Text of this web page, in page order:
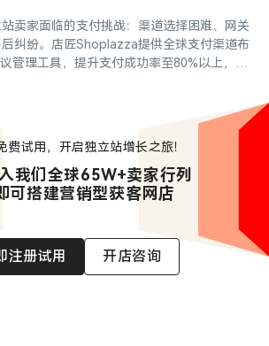
卖家面临的支付挑战：渠道选择困难、网关
纠纷。店匠Shoplazza提供全球支付渠道布
管理工具，提升支付成功率至80%以上，降
费试用，开启独立站增长之旅！
我们全球65W+卖家行列
可搭建营销型获客网店
注册试用 开店咨询